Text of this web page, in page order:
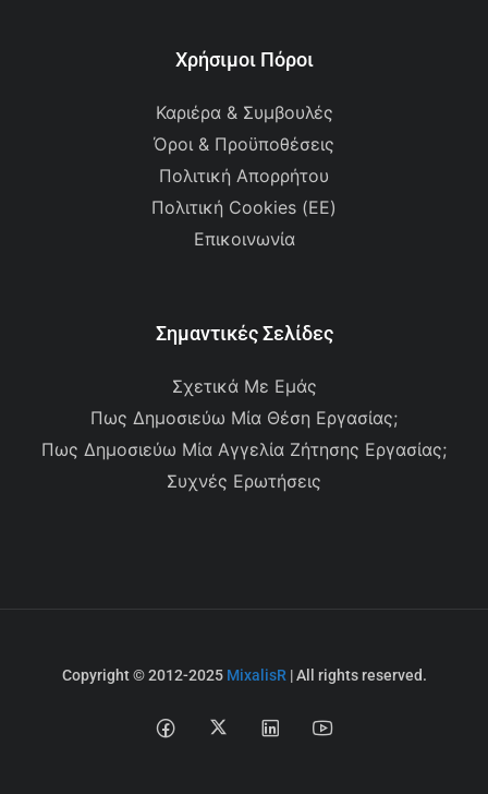
Χρήσιμοι Πόροι
Καριέρα & Συμβουλές
Όροι & Προϋποθέσεις
Πολιτική Απορρήτου
Πολιτική Cookies (ΕΕ)
Επικοινωνία
Σημαντικές Σελίδες
Σχετικά Με Εμάς
Πως Δημοσιεύω Μία Θέση Εργασίας;
Πως Δημοσιεύω Μία Αγγελία Ζήτησης Εργασίας;
Συχνές Ερωτήσεις
Copyright © 2012-2025 MixalisR | All rights reserved.